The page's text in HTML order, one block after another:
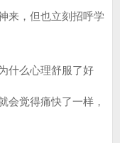
，但也立刻招呼学
么心理舒服了好
会觉得痛快了一样，